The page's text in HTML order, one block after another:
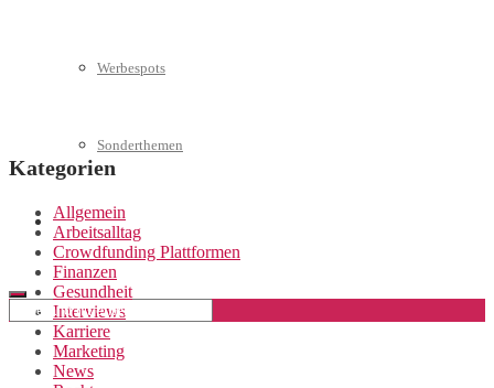
Werbespots
Sonderthemen
Geschäftskonto eröffnen
Kategorien
Allgemein
Arbeitsalltag
Crowdfunding Plattformen
Finanzen
Gesundheit
Interviews
Karriere
Marketing
News